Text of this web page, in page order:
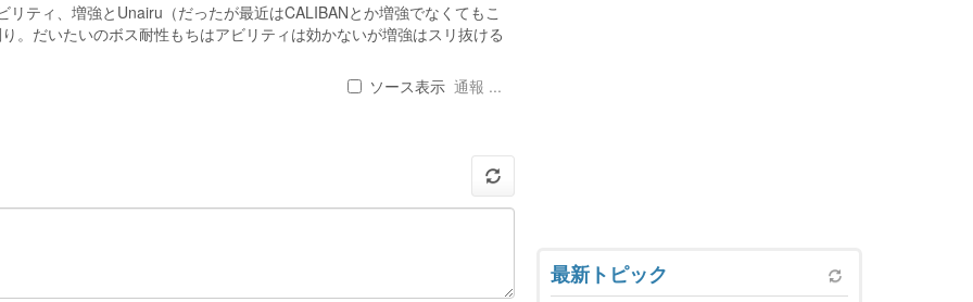
ティ、増強とUnairu（だったが最近はCALIBANとか増強でなくてもこ
。だいたいのボス耐性もちはアビリティは効かないが増強はスリ抜ける
ソース表示 通報 ...
最新トピック